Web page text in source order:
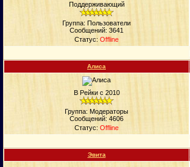
Поддерживающий
Группа: Пользователи
Сообщений: 3641
Статус: Offline
Алиса
В Рейки с 2010
Группа: Модераторы
Сообщений: 4606
Статус: Offline
Эвита